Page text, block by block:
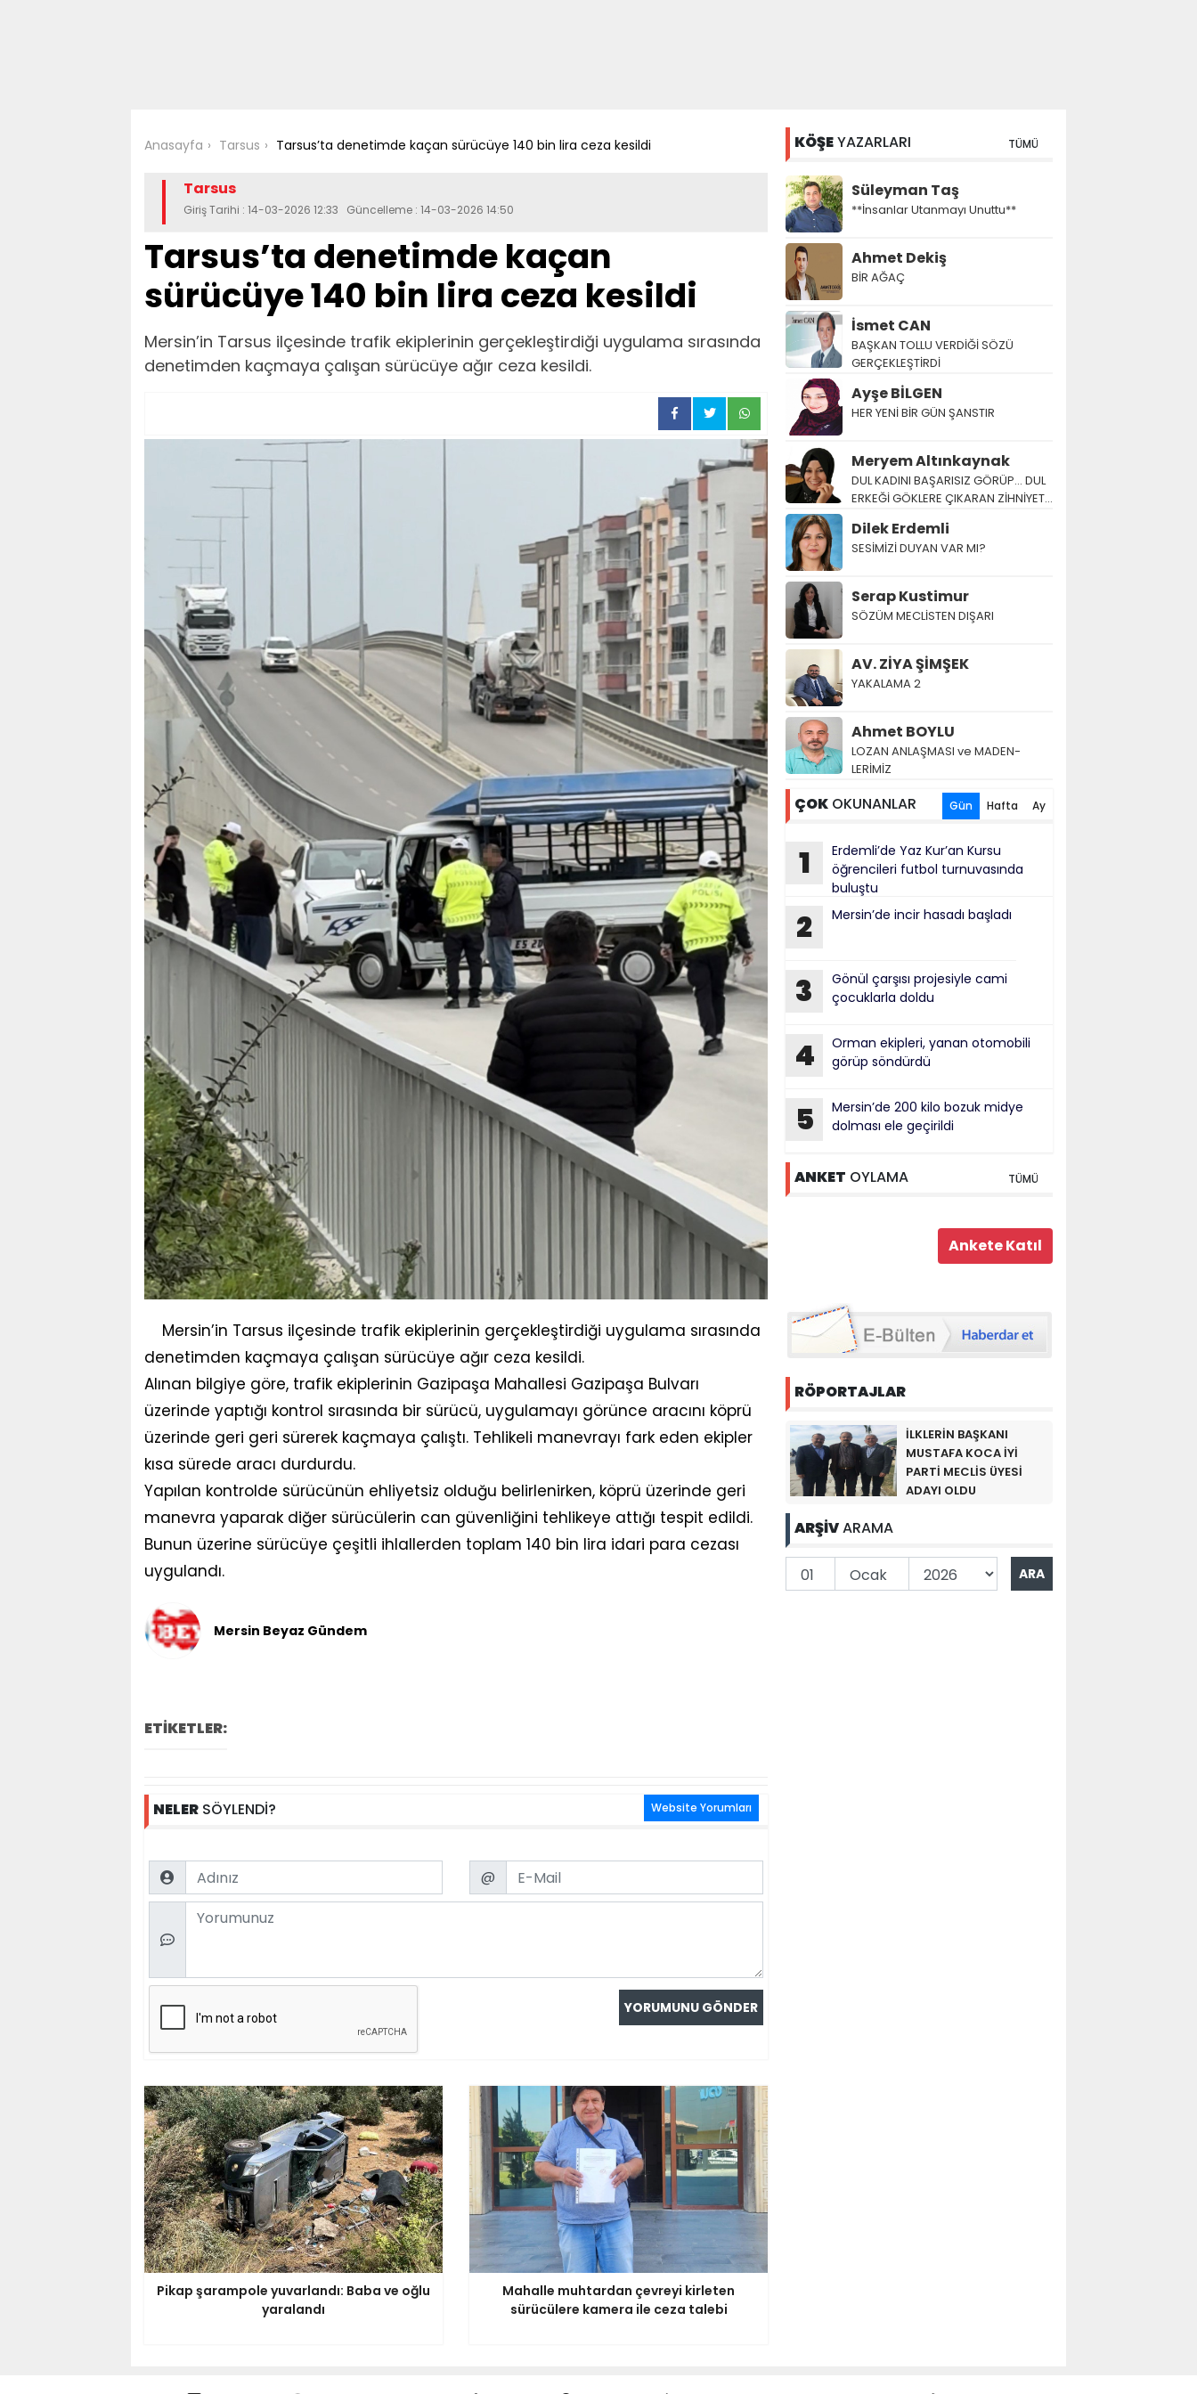
Anasayfa Tarsus Tarsus’ta denetimde kaçan sürücüye 140 bin lira ceza kesildi
Tarsus
Giriş Tarihi : 14-03-2026 12:33 Güncelleme : 14-03-2026 14:50
Tarsus’ta denetimde kaçan
sürücüye 140 bin lira ceza kesildi
Mersin’in Tarsus ilçesinde trafik ekiplerinin gerçekleştirdiği uygulama sırasında
denetimden kaçmaya çalışan sürücüye ağır ceza kesildi.
Mersin’in Tarsus ilçesinde trafik ekiplerinin gerçekleştirdiği uygulama sırasında
denetimden kaçmaya çalışan sürücüye ağır ceza kesildi.
Alınan bilgiye göre, trafik ekiplerinin Gazipaşa Mahallesi Gazipaşa Bulvarı
üzerinde yaptığı kontrol sırasında bir sürücü, uygulamayı görünce aracını köprü
üzerinde geri geri sürerek kaçmaya çalıştı. Tehlikeli manevrayı fark eden ekipler
kısa sürede aracı durdurdu.
Yapılan kontrolde sürücünün ehliyetsiz olduğu belirlenirken, köprü üzerinde geri
manevra yaparak diğer sürücülerin can güvenliğini tehlikeye attığı tespit edildi.
Bunun üzerine sürücüye çeşitli ihlallerden toplam 140 bin lira idari para cezası
uygulandı.
Mersin Beyaz Gündem
ETİKETLER:
NELER SÖYLENDİ? Website Yorumları
Name Email
@
Comment
Pikap şarampole yuvarlandı: Baba ve oğlu
yaralandı
Mahalle muhtardan çevreyi kirleten
sürücülere kamera ile ceza talebi
KÖŞEYAZARLARI TÜMÜ
Süleyman Taş
**İnsanlar Utanmayı Unuttu**
Ahmet Dekiş
BİR AĞAÇ
İsmet CAN
BAŞKAN TOLLU VERDİĞİ SÖZÜ
GERÇEKLEŞTİRDİ
Ayşe BİLGEN
HER YENİ BİR GÜN ŞANSTIR
Meryem Altınkaynak
DUL KADINI BAŞARISIZ GÖRÜP… DUL
ERKEĞİ GÖKLERE ÇIKARAN ZİHNİYET…
Dilek Erdemli
SESİMİZİ DUYAN VAR MI?
Serap Kustimur
SÖZÜM MECLİSTEN DIŞARI
AV. ZİYA ŞİMŞEK
YAKALAMA 2
Ahmet BOYLU
LOZAN AN­LAŞ­MA­SI ve MA­DEN­
LERİMİZ
ÇOK OKUNANLAR Gün Hafta Ay
1
Erdemli’de Yaz Kur’an Kursu
öğrencileri futbol turnuvasında
buluştu
2 Mersin’de incir hasadı başladı
3
Gönül çarşısı projesiyle cami
çocuklarla doldu
4
Orman ekipleri, yanan otomobili
görüp söndürdü
5
Mersin’de 200 kilo bozuk midye
dolması ele geçirildi
ANKET OYLAMA TÜMÜ
RÖPORTAJLAR
İLKLERİN BAŞKANI
MUSTAFA KOCA İYİ
PARTİ MECLİS ÜYESİ
ADAYI OLDU
ARŞİVARAMA